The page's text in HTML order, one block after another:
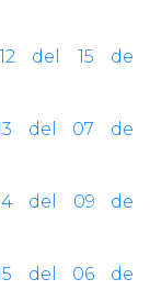
del 15 de
del 07 de
del 09 de
del 06 de